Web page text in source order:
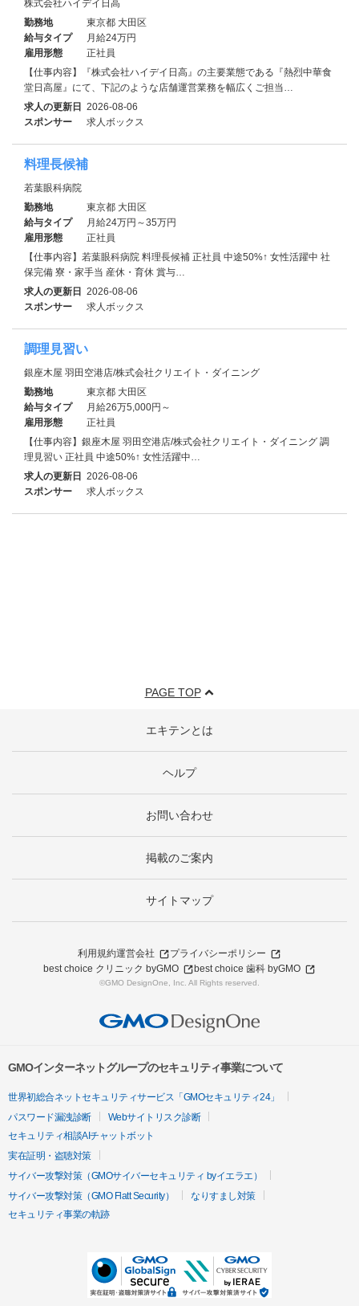
株式会社ハイデイ日高
勤務地
東京都 大田区
給与タイプ
月給24万円
雇用形態
正社員
【仕事内容】『株式会社ハイデイ日高』の主要業態である『熱烈中華食
堂日高屋』にて、下記のような店舗運営業務を幅広くご担当…
求人の更新日 2026-08-06
スポンサー
求人ボックス
料理長候補
若葉眼科病院
勤務地
東京都 大田区
給与タイプ
月給24万円～35万円
雇用形態
正社員
【仕事内容】若葉眼科病院 料理長候補 正社員 中途50%↑ 女性活躍中 社
保完備 寮・家⼿当 産休・育休 賞与…
求人の更新日 2026-08-06
スポンサー
求人ボックス
調理見習い
銀座木屋 羽田空港店/株式会社クリエイト・ダイニング
勤務地
東京都 大田区
給与タイプ
月給26万5,000円～
雇用形態
正社員
【仕事内容】銀座木屋 羽田空港店/株式会社クリエイト・ダイニング 調
理見習い 正社員 中途50%↑ 女性活躍中…
求人の更新日 2026-08-06
スポンサー
求人ボックス
PAGE TOP
エキテンとは
ヘルプ
お問い合わせ
掲載のご案内
サイトマップ
利用規約運営会社
プライバシーポリシー
best choice クリニック byGMO
best choice 歯科 byGMO
©GMO DesignOne, Inc. All Rights reserved.
GMOインターネットグループのセキュリティ事業について
世界初総合ネットセキュリティサービス「GMOセキュリティ24」
パスワード漏洩診断
Webサイトリスク診断
セキュリティ相談AIチャットボット
実在証明・盗聴対策
サイバー攻撃対策（GMOサイバーセキュリティ byイエラエ）
サイバー攻撃対策（GMO Flatt Security）
なりすまし対策
セキュリティ事業の軌跡